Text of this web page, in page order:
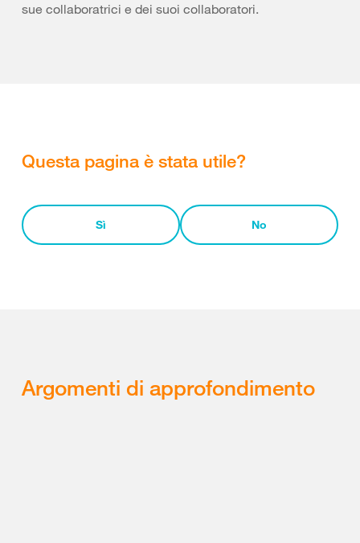
sue collaboratrici e dei suoi collaboratori.
Questa pagina è stata utile?
Sì No
Argomenti di approfondimento